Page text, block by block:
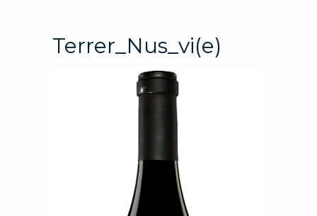
Terrer_Nus_vi(e)